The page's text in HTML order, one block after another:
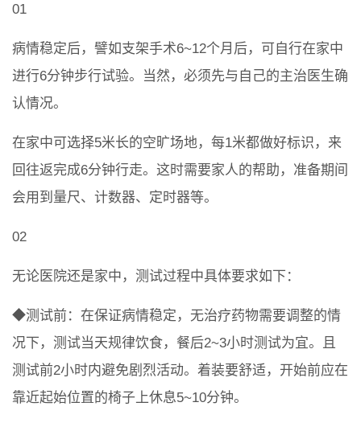
01
病情稳定后，譬如支架手术6~12个月后，可自行在家中
进行6分钟步行试验。当然，必须先与自己的主治医生确
认情况。
在家中可选择5米长的空旷场地，每1米都做好标识，来
回往返完成6分钟行走。这时需要家人的帮助，准备期间
会用到量尺、计数器、定时器等。
02
无论医院还是家中，测试过程中具体要求如下：
◆测试前：在保证病情稳定，无治疗药物需要调整的情
况下，测试当天规律饮食，餐后2~3小时测试为宜。且
测试前2小时内避免剧烈活动。着装要舒适，开始前应在
靠近起始位置的椅子上休息5~10分钟。